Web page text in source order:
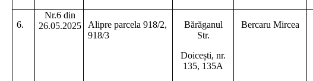
6.
Nr.6 din
26.05.2025
Alipre parcela 918/2,
918/3
Bărăganul
Str.
Doicești, nr.
135, 135A
Bercaru Mircea